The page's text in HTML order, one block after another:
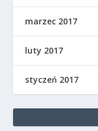
marzec 2017
luty 2017
styczeń 2017